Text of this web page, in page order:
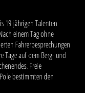
19-jährigen Talenten
einem Tag ohne
Fahrerbesprechungen
Tage auf dem Berg- und
Freie
bestimmten den